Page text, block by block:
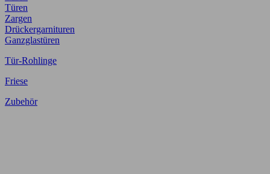
Türen
Zargen
Drückergarnituren
Ganzglastüren
Tür-Rohlinge
Friese
Zubehör